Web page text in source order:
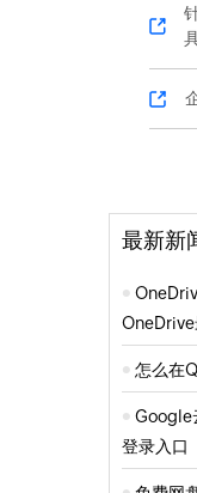
最新新
OneDrive
怎么在
Google
登录入口